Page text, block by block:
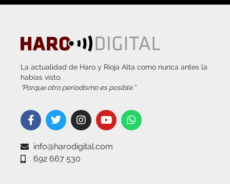
La actualidad de Haro y Rioja Alta como nunca antes la
habías visto.
“Porque otro periodismo es posible.”
info@harodigital.com
692 667 530